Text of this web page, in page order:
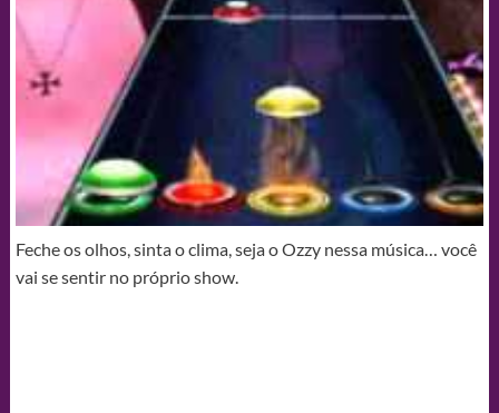
Feche os olhos, sinta o clima, seja o Ozzy nessa música… você
vai se sentir no próprio show.